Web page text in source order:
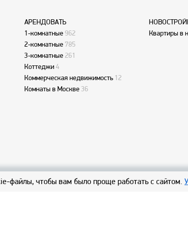
АРЕНДОВАТЬ
1-комнатные962
2-комнатные785
3-комнатные 261
Коттеджи4
Коммерческая недвижимость 12
Комнаты в Москве 36
Квартиры в
файлы, чтобы вам было проще работать с сайтом.